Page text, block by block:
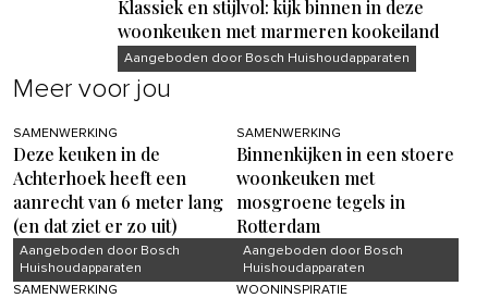
Klassiek en stijlvol: kijk binnen in deze
woonkeuken met marmeren kookeiland
Aangeboden door Bosch Huishoudapparaten
Meer voor jou
SAMENWERKING
Deze keuken in de
Achterhoek heeft een
aanrecht van 6 meter lang
(en dat ziet er zo uit)
Aangeboden door Bosch
Huishoudapparaten
SAMENWERKING
Binnenkijken in een stoere
woonkeuken met
mosgroene tegels in
Rotterdam
Aangeboden door Bosch
Huishoudapparaten
SAMENWERKING
WOONINSPIRATIE